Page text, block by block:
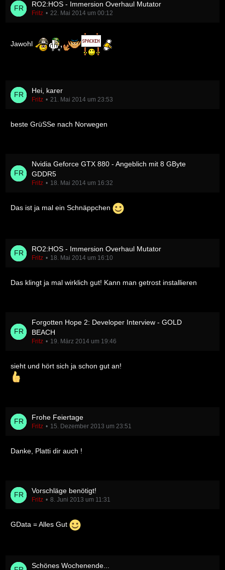
RO2:HOS - Immersion Overhaul Mutator
Fritz 22. Mai 2014 um 00:12
Jawohl
Hei, karer
Fritz 21. Mai 2014 um 23:53
beste GrüSSe nach Norwegen
Nvidia Geforce GTX 880 - Angeblich mit 8 GByte
GDDR5
Fritz 18. Mai 2014 um 16:32
Das ist ja mal ein Schnäppchen
RO2:HOS - Immersion Overhaul Mutator
Fritz 18. Mai 2014 um 16:10
Das klingt ja mal wirklich gut! Kann man getrost installieren
Forgotten Hope 2: Developer Interview - GOLD
BEACH
Fritz 19. März 2014 um 19:46
sieht und hört sich ja schon gut an!
Frohe Feiertage
Fritz 15. Dezember 2013 um 23:51
Danke, Platti dir auch !
Vorschläge benötigt!
Fritz 8. Juni 2013 um 11:31
GData = Alles Gut
Schönes Wochenende...